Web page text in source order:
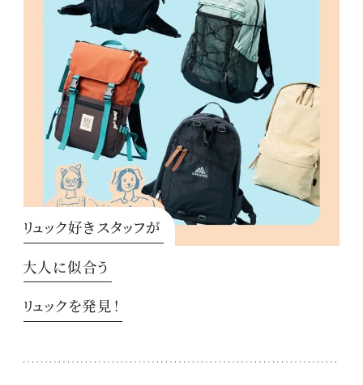
リュック好きスタッフが
大人に似合う
リュックを発見！